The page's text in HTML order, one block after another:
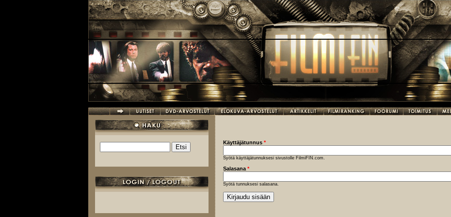
Hakulomake
Käyttäjätunnus *
Syötä käyttäjätunnuksesi sivustolle FilmiFIN.com.
Salasana *
Syötä tunnuksesi salasana.